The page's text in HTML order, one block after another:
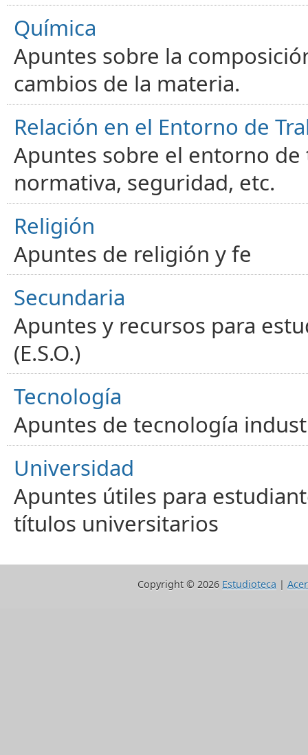
Química
Apuntes sobre la
cambios de la materia.
Relación en el Entorno de
Apuntes sobre el entorno
normativa, seguridad, etc.
Religión
Apuntes de religión y fe
Secundaria
Apuntes y recursos para
(E.S.O.)
Tecnología
Apuntes de tecnología
Universidad
Apuntes útiles para
títulos universitarios
Copyright © 2026 Estudioteca |